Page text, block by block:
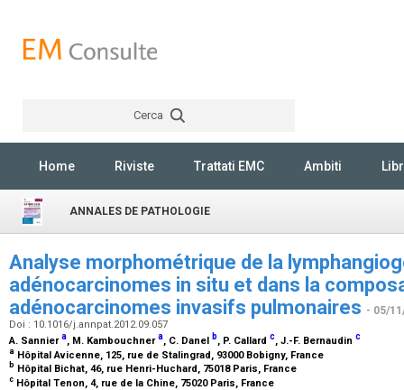
Cerca
Home Riviste Trattati EMC Ambiti
ANNALES DE PATHOLOGIE
Analyse morphométrique de la
adénocarcinomes in situ et dans la
adénocarcinomes invasifs pulmonaires - 05/
Doi : 10.1016/j.annpat.2012.09.057
A. Sanniera, M. Kambouchnera, C. Danel b, P. Callard c, J.-F. Bernaudin c
a Hôpital Avicenne, 125, rue de Stalingrad, 93000 Bobigny, France
b Hôpital Bichat, 46, rue Henri-Huchard, 75018 Paris, France
c Hôpital Tenon, 4, rue de la Chine, 75020 Paris, France